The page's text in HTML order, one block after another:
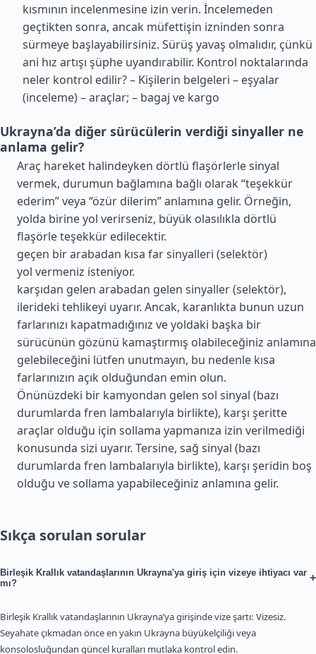
kısmının incelenmesine izin verin. İncelemeden
geçtikten sonra, ancak müfettişin izninden sonra
sürmeye başlayabilirsiniz. Sürüş yavaş olmalıdır, çünkü
ani hız artışı şüphe uyandırabilir. Kontrol noktalarında
neler kontrol edilir? – Kişilerin belgeleri – eşyalar
(inceleme) – araçlar; – bagaj ve kargo
Ukrayna’da diğer sürücülerin verdiği sinyaller ne
anlama gelir?
Araç hareket halindeyken dörtlü flaşörlerle sinyal
vermek, durumun bağlamına bağlı olarak “teşekkür
ederim” veya “özür dilerim” anlamına gelir. Örneğin,
yolda birine yol verirseniz, büyük olasılıkla dörtlü
flaşörle teşekkür edilecektir.
geçen bir arabadan kısa far sinyalleri (selektör)
yol vermeniz isteniyor.
karşıdan gelen arabadan gelen sinyaller (selektör),
ilerideki tehlikeyi uyarır. Ancak, karanlıkta bunun uzun
farlarınızı kapatmadığınız ve yoldaki başka bir
sürücünün gözünü kamaştırmış olabileceğiniz anlamına
gelebileceğini lütfen unutmayın, bu nedenle kısa
farlarınızın açık olduğundan emin olun.
Önünüzdeki bir kamyondan gelen sol sinyal (bazı
durumlarda fren lambalarıyla birlikte), karşı şeritte
araçlar olduğu için sollama yapmanıza izin verilmediği
konusunda sizi uyarır. Tersine, sağ sinyal (bazı
durumlarda fren lambalarıyla birlikte), karşı şeridin boş
olduğu ve sollama yapabileceğiniz anlamına gelir.
Sıkça sorulan sorular
Birleşik Krallık vatandaşlarının Ukrayna'ya giriş için vizeye ihtiyacı var
mı?
+
Birleşik Krallık vatandaşlarının Ukrayna’ya girişinde vize şartı: Vizesiz.
Seyahate çıkmadan önce en yakın Ukrayna büyükelçiliği veya
konsolosluğundan güncel kuralları mutlaka kontrol edin.